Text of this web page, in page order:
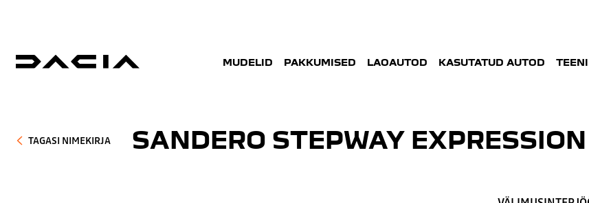
MUDELID PAKKUMISED LAOAUTOD KASUTATUD AUTOD
TAGASI NIMEKIRJA SANDERO STEPWAY